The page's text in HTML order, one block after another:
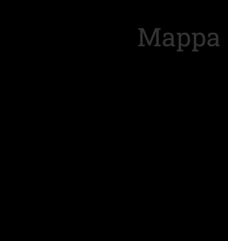
Mappa